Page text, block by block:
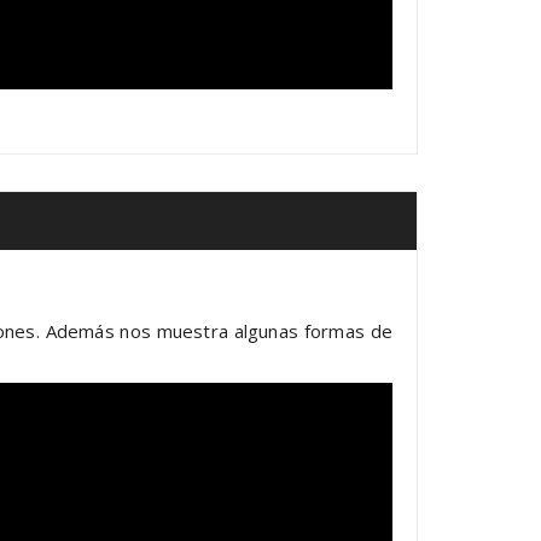
Además nos muestra algunas formas de